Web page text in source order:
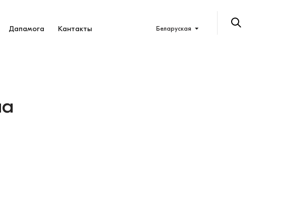
Дапамога Кантакты Беларуская